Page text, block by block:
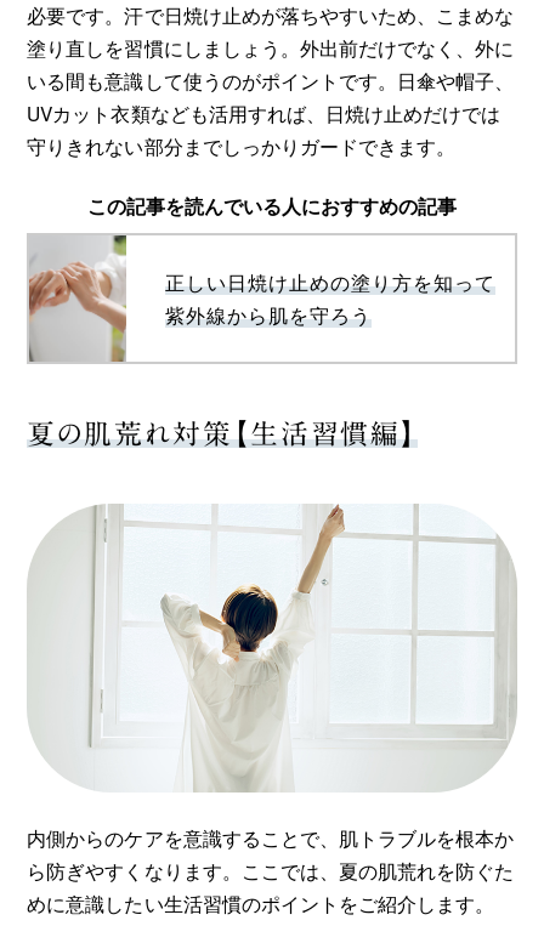
必要です。汗で日焼け止めが落ちやすいため、こまめな
塗り直しを習慣にしましょう。外出前だけでなく、外に
いる間も意識して使うのがポイントです。日傘や帽子、
UVカット衣類なども活用すれば、日焼け止めだけでは
守りきれない部分までしっかりガードできます。
この記事を読んでいる人におすすめの記事
正しい日焼け止めの塗り方を知って
紫外線から肌を守ろう
夏の肌荒れ対策【生活習慣編】
内側からのケアを意識することで、肌トラブルを根本か
ら防ぎやすくなります。ここでは、夏の肌荒れを防ぐた
めに意識したい生活習慣のポイントをご紹介します。